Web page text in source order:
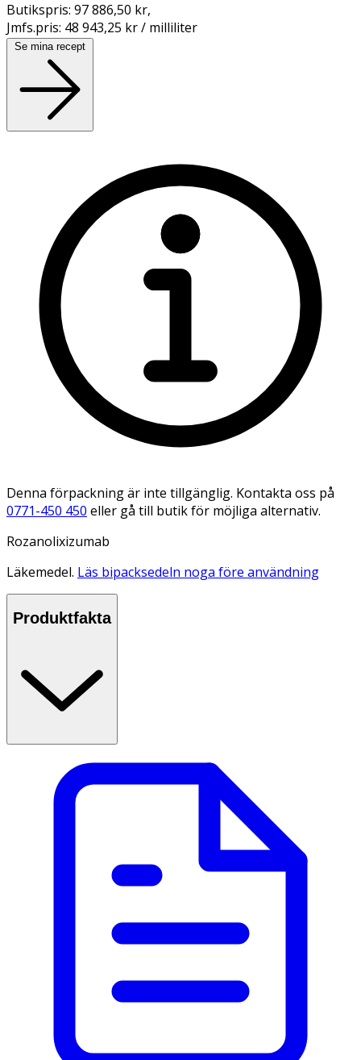
Butikspris: 97 886,50 kr,
Jmfs.pris: 48 943,25 kr / milliliter
Se mina recept
Denna förpackning är inte tillgänglig. Kontakta oss på
0771-450 450 eller gå till butik för möjliga alternativ.
Rozanolixizumab
Läkemedel. Läs bipacksedeln noga före användning
Produktfakta